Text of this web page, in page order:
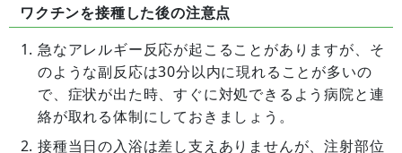
ワクチンを接種した後の注意点
急なアレルギー反応が起こることがありますが、そ
のような副反応は30分以内に現れることが多いの
で、症状が出た時、すぐに対処できるよう病院と連
絡が取れる体制にしておきましょう。
接種当日の入浴は差し支えありませんが、注射部位